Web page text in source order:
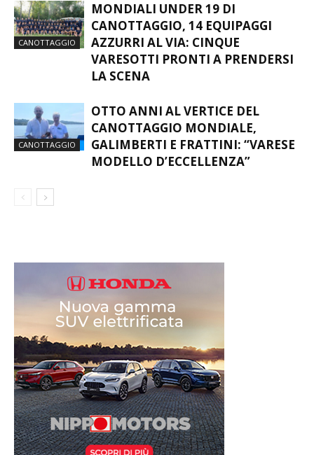
CANOTTAGGIO
MONDIALI UNDER 19 DI
CANOTTAGGIO, 14 EQUIPAGGI
AZZURRI AL VIA: CINQUE
VARESOTTI PRONTI A PRENDERSI
LA SCENA
CANOTTAGGIO
OTTO ANNI AL VERTICE DEL
CANOTTAGGIO MONDIALE,
GALIMBERTI E FRATTINI: “VARESE
MODELLO D’ECCELLENZA”